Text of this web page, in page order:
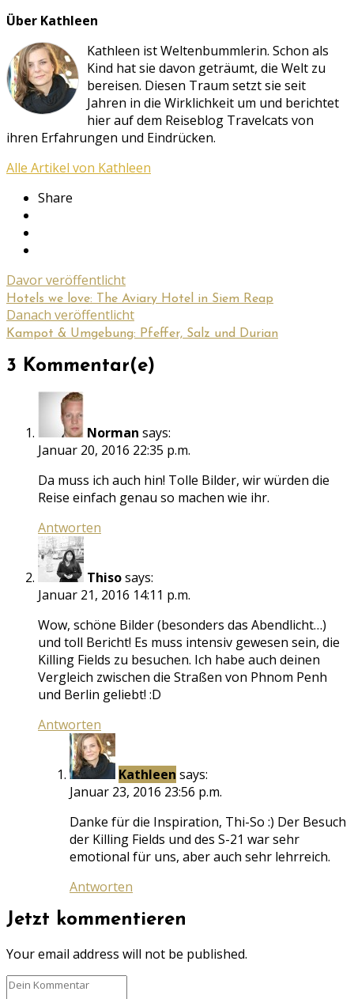
Über Kathleen
Kathleen ist Weltenbummlerin. Schon als
Kind hat sie davon geträumt, die Welt zu
bereisen. Diesen Traum setzt sie seit
Jahren in die Wirklichkeit um und berichtet
hier auf dem Reiseblog Travelcats von
ihren Erfahrungen und Eindrücken.
Alle Artikel von Kathleen
Share
Davor veröffentlicht
Hotels we love: The Aviary Hotel in Siem Reap
Danach veröffentlicht
Kampot & Umgebung: Pfeffer, Salz und Durian
3 Kommentar(e)
Norman says:
Januar 20, 2016 22:35 p.m.
Da muss ich auch hin! Tolle Bilder, wir würden die
Reise einfach genau so machen wie ihr.
Antworten
Thisosays:
Januar 21, 2016 14:11 p.m.
Wow, schöne Bilder (besonders das Abendlicht…)
und toll Bericht! Es muss intensiv gewesen sein, die
Killing Fields zu besuchen. Ich habe auch deinen
Vergleich zwischen die Straßen von Phnom Penh
und Berlin geliebt! :D
Antworten
Kathleen says:
Januar 23, 2016 23:56 p.m.
Danke für die Inspiration, Thi-So :) Der Besuch
der Killing Fields und des S-21 war sehr
emotional für uns, aber auch sehr lehrreich.
Antworten
Jetzt kommentieren
Your email address will not be published.